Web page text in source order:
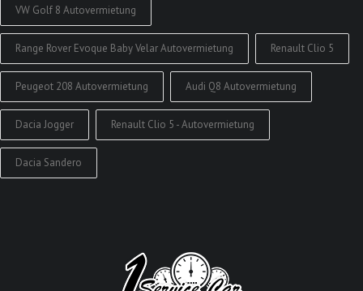
VW Golf 8 Autovermietung
Range Rover Evoque Baby Velar Autovermietung Renault Clio 5
Peugeot 208 Autovermietung Audi Q8 Autovermietung
Dacia Jogger Renault Clio 5 - Autovermietung
Dacia Sandero